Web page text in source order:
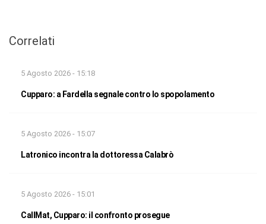
Correlati
5 Agosto 2026 - 15:18
Cupparo: a Fardella segnale contro lo spopolamento
5 Agosto 2026 - 15:07
Latronico incontra la dottoressa Calabrò
5 Agosto 2026 - 15:01
CallMat, Cupparo: il confronto prosegue